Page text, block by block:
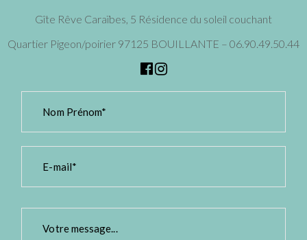
Gîte Rêve Caraïbes, 5 Résidence du soleil couchant
Quartier Pigeon/poirier 97125 BOUILLANTE – 06.90.49.50.44